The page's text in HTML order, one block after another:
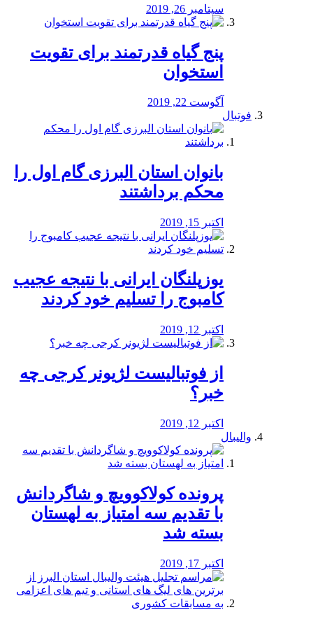
سپتامبر 26, 2019
پنج گیاه قدرتمند برای تقویت
استخوان
آگوست 22, 2019
فوتبال
بانوان استان البرزی گام اول را
محكم برداشتند
اکتبر 15, 2019
یوزپلنگان ایرانی با نتیجه عجیب
کامبوج را تسلیم خود کردند
اکتبر 12, 2019
از فوتبالیست لژیونر کرجی چه
خبر؟
اکتبر 12, 2019
والیبال
پرونده کولاکوویچ و شاگردانش
با تقدیم سه امتیاز به لهستان
بسته شد
اکتبر 17, 2019